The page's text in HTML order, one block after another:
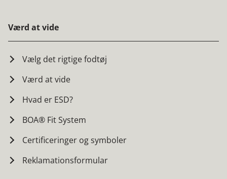
Værd at vide
Vælg det rigtige fodtøj
Værd at vide
Hvad er ESD?
BOA® Fit System
Certificeringer og symboler
Reklamationsformular